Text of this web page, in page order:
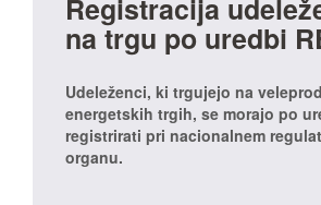
Registracija
na trgu po uredbi
Udeleženci, ki trgujejo na
energetskih trgih, se morajo po
registrirati pri nacionalnem
organu.